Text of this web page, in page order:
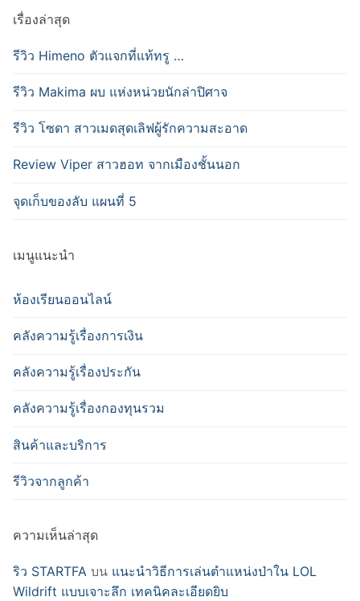
เรื่องล่าสุด
รีวิว Himeno ตัวแจกที่แท้ทรู …
รีวิว Makima ผบ แห่งหน่วยนักล่าปิศาจ
รีวิว โซดา สาวเมดสุดเลิฟผู้รักความสะอาด
Review Viper สาวฮอท จากเมืองชั้นนอก
จุดเก็บของลับ แผนที่ 5
เมนูแนะนำ
ห้องเรียนออนไลน์
คลังความรู้เรื่องการเงิน
คลังความรู้เรื่องประกัน
คลังความรู้เรื่องกองทุนรวม
สินค้าและบริการ
รีวิวจากลูกค้า
ความเห็นล่าสุด
ริว STARTFA บน แนะนำวิธีการเล่นตำแหน่งป่าใน LOL
Wildrift แบบเจาะลึก เทคนิคละเอียดยิบ